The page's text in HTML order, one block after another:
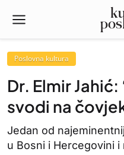
Poslovna kultura
Dr. Elmir
svodi na
Jedan od
u Bosni i Hercegovini